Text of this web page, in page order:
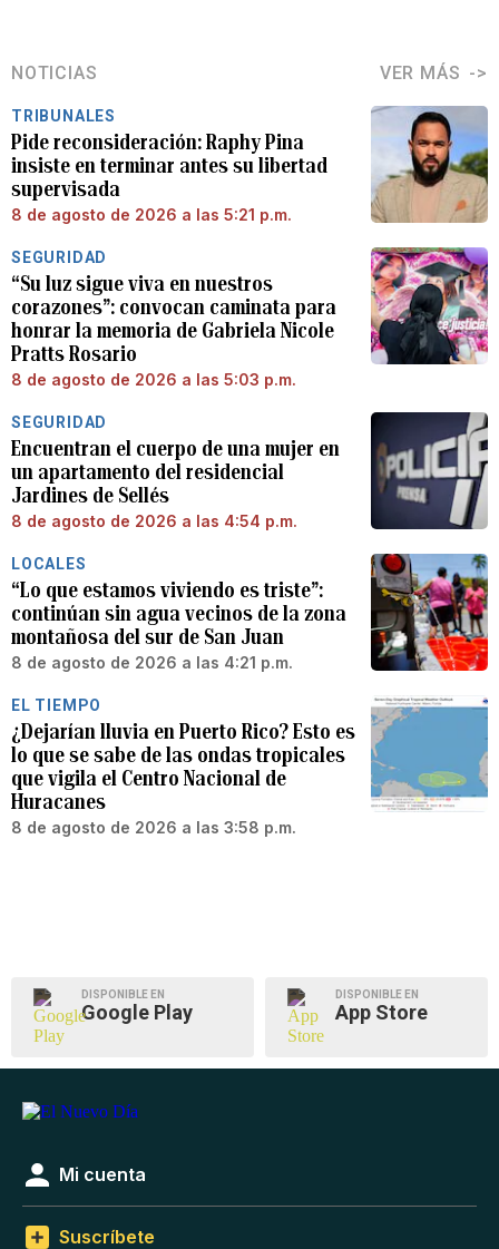
NOTICIAS VER MÁS
TRIBUNALES
Pide reconsideración: Raphy Pina
insiste en terminar antes su libertad
supervisada
8 de agosto de 2026 a las 5:21 p.m.
SEGURIDAD
“Su luz sigue viva en nuestros
corazones”: convocan caminata para
honrar la memoria de Gabriela Nicole
Pratts Rosario
8 de agosto de 2026 a las 5:03 p.m.
SEGURIDAD
Encuentran el cuerpo de una mujer en
un apartamento del residencial
Jardines de Sellés
8 de agosto de 2026 a las 4:54 p.m.
LOCALES
“Lo que estamos viviendo es triste”:
continúan sin agua vecinos de la zona
montañosa del sur de San Juan
8 de agosto de 2026 a las 4:21 p.m.
EL TIEMPO
¿Dejarían lluvia en Puerto Rico? Esto es
lo que se sabe de las ondas tropicales
que vigila el Centro Nacional de
Huracanes
8 de agosto de 2026 a las 3:58 p.m.
DISPONIBLE EN
Google Play
DISPONIBLE EN
App Store
Mi cuenta
Suscríbete